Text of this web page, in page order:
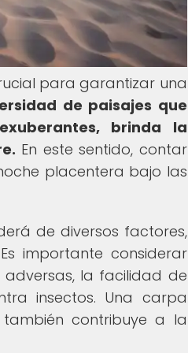
para garantizar una
de paisajes que
brinda la
En este sentido, contar
placentera bajo las
de diversos factores,
importante considerar
la facilidad de
insectos. Una carpa
contribuye a la